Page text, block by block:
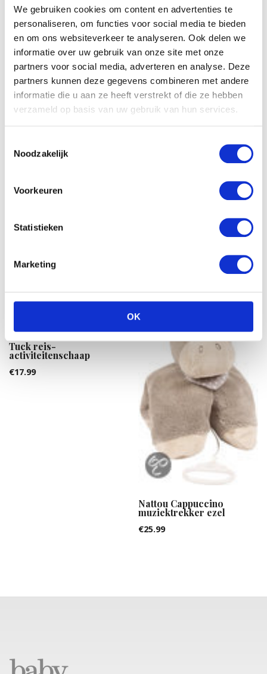
We gebruiken cookies om content en advertenties te
personaliseren, om functies voor social media te bieden
en om ons websiteverkeer te analyseren. Ook delen we
informatie over uw gebruik van onze site met onze
partners voor social media, adverteren en analyse. Deze
partners kunnen deze gegevens combineren met andere
informatie die u aan ze heeft verstrekt of die ze hebben
verzameld op basis van uw gebruik van hun services.
Noodzakelijk
Voorkeuren
Statistieken
Marketing
OK
Super Mario Plush figure
Magickoopa 19cm
29.99
Tuck reis-
activiteitenschaap
€17.99
Nattou Cappuccino
muziektrekker ezel
€25.99